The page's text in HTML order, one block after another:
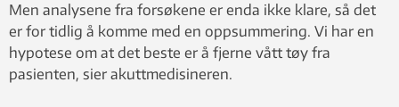
Men analysene fra forsøkene er enda ikke klare, så det
er for tidlig å komme med en oppsummering. Vi har en
hypotese om at det beste er å fjerne vått tøy fra
pasienten, sier akuttmedisineren.